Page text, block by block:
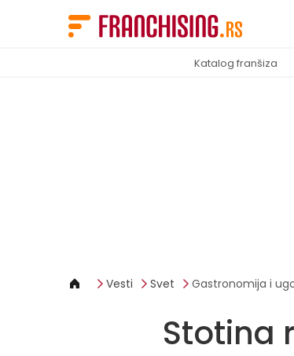
Katalog franšiza
Vesti Svet Gastronomija i
Stotina